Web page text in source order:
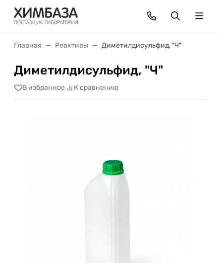
Главная Реактивы Диметилдисульфид, "Ч"
Диметилдисульфид, "Ч"
В избранное К сравнению